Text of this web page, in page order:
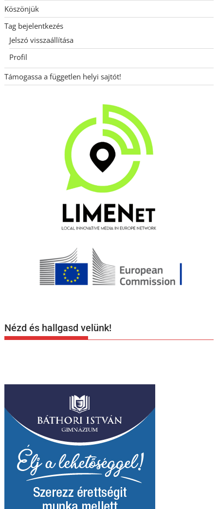
Köszönjük
Tag bejelentkezés
Jelszó visszaállítása
Profil
Támogassa a független helyi sajtót!
Nézd és hallgasd velünk!